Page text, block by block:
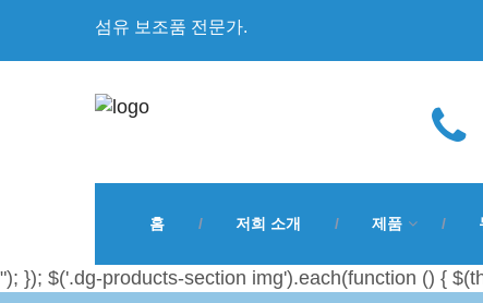
섬유 보조품 전문가.
홈 저희 소개 제품
"); }); $('.dg-products-section img').each(function () {